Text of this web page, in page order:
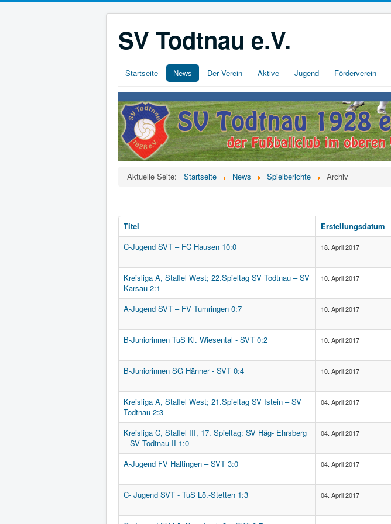
SV Todtnau e.V.
Startseite News Der Verein Aktive Jugend Förderverein
Aktuelle Seite: Startseite News Spielberichte
Archiv
Titel Erstellungsdatum
C-Jugend SVT – FC Hausen 10:0
18. April 2017
Kreisliga A, Staffel West; 22.Spieltag SV Todtnau – SV
Karsau 2:1
10. April 2017
A-Jugend SVT – FV Tumringen 0:7 10. April 2017
B-Juniorinnen TuS Kl. Wiesental - SVT 0:2 10. April 2017
B-Juniorinnen SG Hänner - SVT 0:4 10. April 2017
Kreisliga A, Staffel West; 21.Spieltag SV Istein – SV
Todtnau 2:3
04. April 2017
Kreisliga C, Staffel III, 17. Spieltag: SV Häg- Ehrsberg
– SV Todtnau II 1:0
04. April 2017
A-Jugend FV Haltingen – SVT 3:0 04. April 2017
C- Jugend SVT - TuS Lö.-Stetten 1:3 04. April 2017